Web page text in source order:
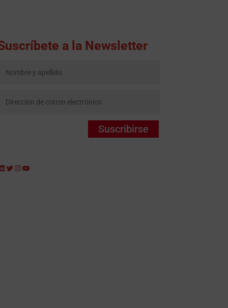
a la Newsletter
Suscribirse
Twitter
Instagram
YouTube